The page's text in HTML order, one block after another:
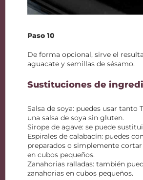
Paso 10
De forma opcional, sirve el
aguacate y semillas de sésamo.
Sustituciones de
Salsa de soya: puedes usar tanto
una salsa de soya sin gluten.
Sirope de agave: se puede
Espirales de calabacín: puedes
preparados o simplemente
en cubos pequeños.
Zanahorias ralladas: también
zanahorias en cubos pequeños.